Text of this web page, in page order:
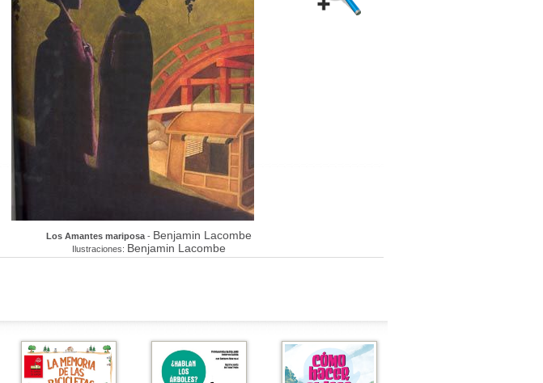
Los Amantes mariposa - Benjamin Lacombe
Ilustraciones: Benjamin Lacombe